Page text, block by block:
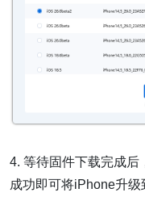
4. 等待固件下载完成后
成功即可将iPhone升级